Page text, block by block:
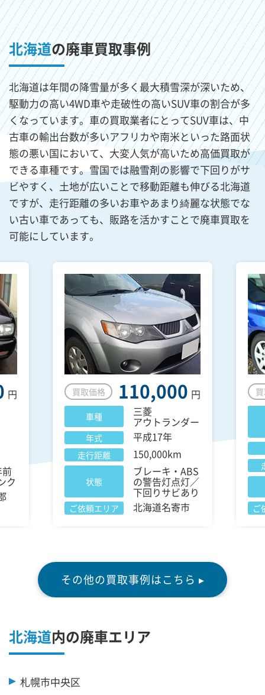
北海道の廃車買取事例
北海道は年間の降雪量が多く最大積雪深が深いため、
駆動力の高い4WD車や走破性の高いSUV車の割合が多
くなっています。車の買取業者にとってSUV車は、中
古車の輸出台数が多いアフリカや南米といった路面状
態の悪い国において、大変人気が高いため高価買取が
できる車種です。雪国では融雪剤の影響で下回りがサ
ビやすく、土地が広いことで移動距離も伸びる北海道
ですが、走行距離の多いお車やあまり綺麗な状態でな
い古い車であっても、販路を活かすことで廃車買取を
可能にしています。
円
ク
買取価格 110,000 円
車種 三菱
アウトランダー
年式 平成17年
走行距離 150,000km
状態
ブレーキ・ABS
の警告灯点灯／
下回りサビあり
ご依頼エリア 北海道名寄市 ご
その他の買取事例はこちら ▸
北海道内の廃車エリア
札幌市中央区